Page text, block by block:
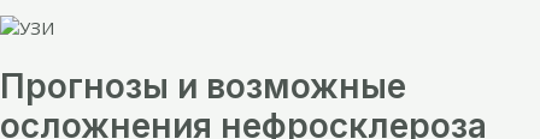
Прогнозы и возможные
осложнения нефросклероза